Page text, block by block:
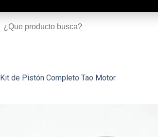
Kit de Pistón Completo Tao Motor